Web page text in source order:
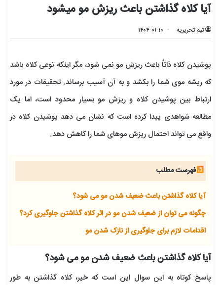
آیا کلاه گذاشتن باعث ریزش مو میشود
تیم تحریریه ۱۴۰۴-۰۱-۱۰
پوشیدن کلاه ذاتاً باعث ریزش مو نمی شود، مگر اینکه نوعی کلاه باشد
که ریشه موی شما را بکشد و به آن آسیب برساند. تحقیقات در مورد
ارتباط بین پوشیدن کلاه و ریزش مو بسیار محدود است، اما یک
مطالعه شواهدی پیدا کرده است که نشان می دهد پوشیدن کلاه در
واقع می تواند احتمال ریزش موهای شما را کاهش دهد.
فهرست مطلب
آیا کلاه گذاشتن باعث ضعیف شدن مو می شود؟
چگونه می توان از ضعیف شدن مو در اثر کلاه گذاشتن جلوگیری کرد؟
اقدامات لازم برای جلوگیری از نازک شدن مو
آیا کلاه گذاشتن باعث ضعیف شدن مو می شود؟
پاسخ کوتاه به این سوال این است که خیر، کلاه گذاشتن به طور